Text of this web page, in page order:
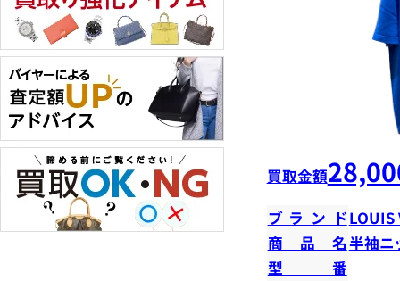
買取金額
ブランドLOUIS
商品名半袖ニ
型番